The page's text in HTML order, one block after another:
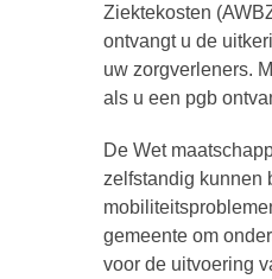
Ziektekosten
ontvangt u de
uw zorgverleners.
als u een pgb
De Wet
zelfstandig kunnen
gemeente om
voor de uitvoering